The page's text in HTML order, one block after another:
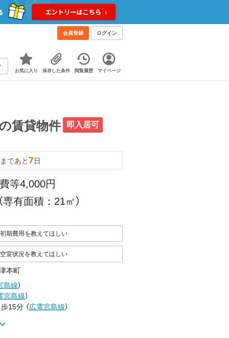
会員登録 ログイン
お気に入り 保存した条件 閲覧履歴 マイページ
賃貸物件 即入居可
であと7日
等4,000円
（専有面積：21㎡）
初期費用を教えてほしい
空室状況を教えてほしい
本町
島線）
宮島線）
歩15分 （広電宮島線）